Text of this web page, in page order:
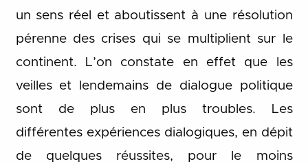
un sens réel et aboutissent à une résolution
pérenne des crises qui se multiplient sur le
continent. L’on constate en effet que les
veilles et lendemains de dialogue politique
sont de plus en plus troubles. Les
différentes expériences dialogiques, en dépit
de quelques réussites, pour le moins